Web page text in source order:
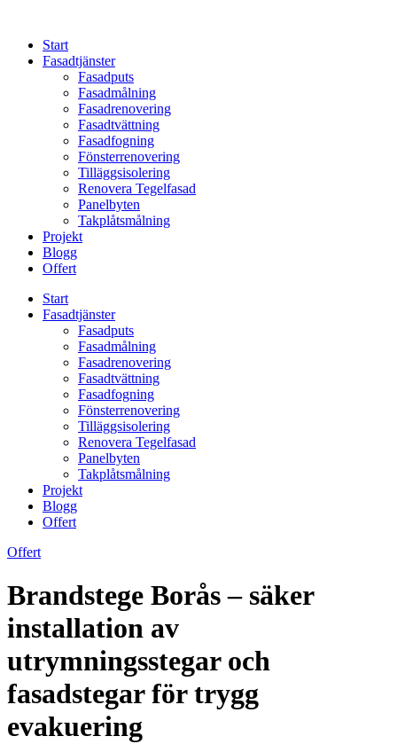
contentStart
Fasadtjänster
Fasadputs
Fasadmålning
Fasadrenovering
Fasadtvättning
Fasadfogning
Fönsterrenovering
Tilläggsisolering
Renovera Tegelfasad
Panelbyten
Takplåtsmålning
Projekt
Blogg
Offert
Start
Fasadtjänster
Fasadputs
Fasadmålning
Fasadrenovering
Fasadtvättning
Fasadfogning
Fönsterrenovering
Tilläggsisolering
Renovera Tegelfasad
Panelbyten
Takplåtsmålning
Projekt
Blogg
Offert
Offert
Brandstege Borås – säker
installation av
utrymningsstegar och
fasadstegar för trygg
evakuering